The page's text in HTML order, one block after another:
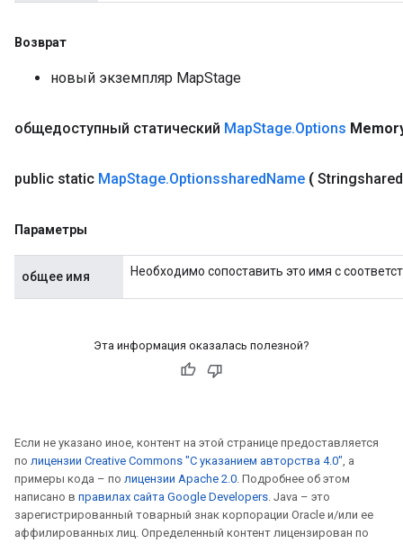
Возврат
новый экземпляр MapStage
общедоступный статический MapStage.Options
public static MapStage.OptionssharedName ( Stringshared
Параметры
общее имя Необходимо сопоставить это имя с
Эта информация оказалась полезной?
Если не указано иное, контент на этой странице предоставляется
по лицензии Creative Commons "С указанием авторства 4.0", а
примеры кода – по лицензии Apache 2.0. Подробнее об этом
написано в правилах сайта Google Developers. Java – это
зарегистрированный товарный знак корпорации Oracle и/или ее
аффилированных лиц. Определенный контент лицензирован по